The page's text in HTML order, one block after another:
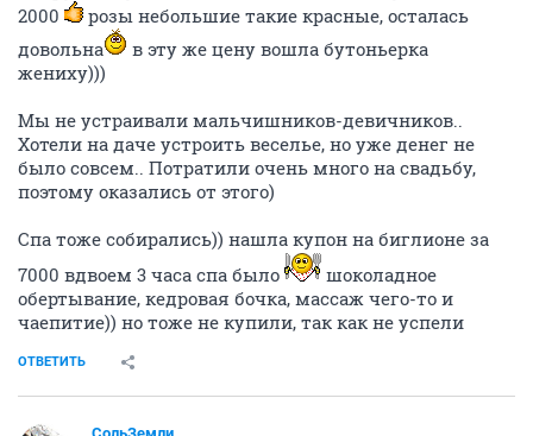
2000
розы небольшие такие красные, осталась
довольна
в эту же цену вошла бутоньерка
жениху)))
Мы не устраивали мальчишников-девичников..
Хотели на даче устроить веселье, но уже денег не
было совсем.. Потратили очень много на свадьбу,
поэтому оказались от этого)
Спа тоже собирались)) нашла купон на биглионе за
7000 вдвоем 3 часа спа было
шоколадное
обертывание, кедровая бочка, массаж чего-то и
чаепитие)) но тоже не купили, так как не успели
ОТВЕТИТЬ